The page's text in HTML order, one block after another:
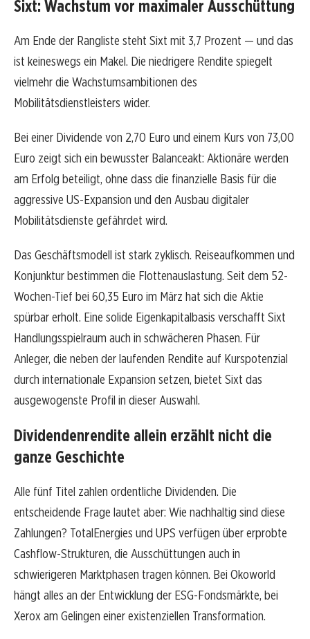
Sixt: Wachstum vor maximaler Ausschüttung
Am Ende der Rangliste steht Sixt mit 3,7 Prozent — und das
ist keineswegs ein Makel. Die niedrigere Rendite spiegelt
vielmehr die Wachstumsambitionen des
Mobilitätsdienstleisters wider.
Bei einer Dividende von 2,70 Euro und einem Kurs von 73,00
Euro zeigt sich ein bewusster Balanceakt: Aktionäre werden
am Erfolg beteiligt, ohne dass die finanzielle Basis für die
aggressive US-Expansion und den Ausbau digitaler
Mobilitätsdienste gefährdet wird.
Das Geschäftsmodell ist stark zyklisch. Reiseaufkommen und
Konjunktur bestimmen die Flottenauslastung. Seit dem 52-
Wochen-Tief bei 60,35 Euro im März hat sich die Aktie
spürbar erholt. Eine solide Eigenkapitalbasis verschafft Sixt
Handlungsspielraum auch in schwächeren Phasen. Für
Anleger, die neben der laufenden Rendite auf Kurspotenzial
durch internationale Expansion setzen, bietet Sixt das
ausgewogenste Profil in dieser Auswahl.
Dividendenrendite allein erzählt nicht die
ganze Geschichte
Alle fünf Titel zahlen ordentliche Dividenden. Die
entscheidende Frage lautet aber: Wie nachhaltig sind diese
Zahlungen? TotalEnergies und UPS verfügen über erprobte
Cashflow-Strukturen, die Ausschüttungen auch in
schwierigeren Marktphasen tragen können. Bei Okoworld
hängt alles an der Entwicklung der ESG-Fondsmärkte, bei
Xerox am Gelingen einer existenziellen Transformation.